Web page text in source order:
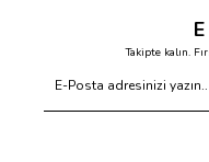
Takipte kalın.